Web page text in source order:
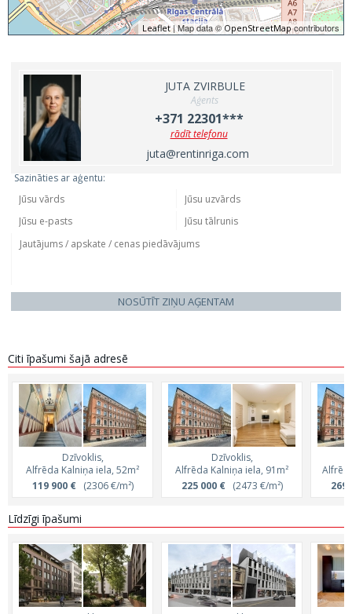
Leaflet| Map data ©OpenStreetMapcontributors
JUTA ZVIRBULE
Aģents
+371 22301***
rādīt telefonu
juta@rentinriga.com
Sazināties ar aģentu:
NOSŪTĪT ZIŅU AĢENTAM
Citi īpašumi šajā adresē
Dzīvoklis,
Alfrēda Kalniņa iela, 52m²
119 900 €(2306 €/m²)
Dzīvoklis,
Alfrēda Kalniņa iela, 91m²
225 000 €(2473 €/m²)
269
Līdzīgi īpašumi